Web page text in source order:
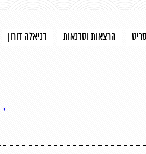
הרצאות וסדנאות
דניאלה דורון
←